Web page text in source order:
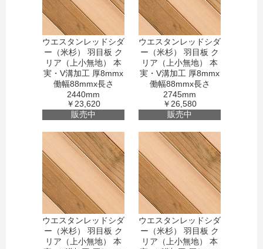
ウエスタンレッドシダ
ー（米杉） 羽目板 ク
リア（上小無地） 本
実・V溝加工 厚8mmx
働幅88mmx長さ
2440mm
￥23,620
販売中
ウエスタンレッドシダ
ー（米杉） 羽目板 ク
リア（上小無地） 本
実・V溝加工 厚8mmx
働幅88mmx長さ
2745mm
￥26,580
販売中
ウエスタンレッドシダ
ー（米杉） 羽目板 ク
リア（上小無地） 本
ウエスタンレッドシダ
ー（米杉） 羽目板 ク
リア（上小無地） 本